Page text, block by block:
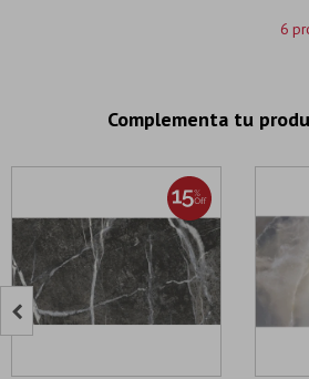
6
Complementa tu
